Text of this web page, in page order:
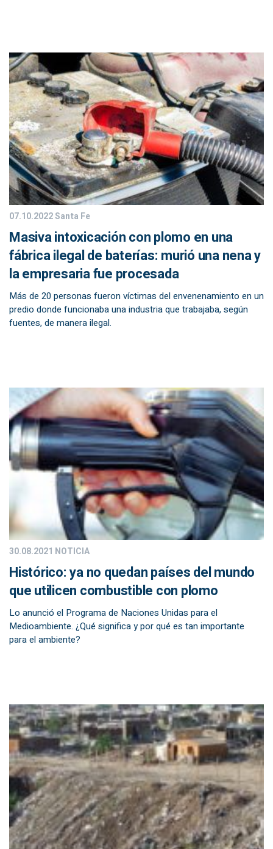
07.10.2022Santa Fe
Masiva intoxicación con plomo en una
fábrica ilegal de baterías: murió una nena y
la empresaria fue procesada
Más de 20 personas fueron víctimas del envenenamiento en un
predio donde funcionaba una industria que trabajaba, según
fuentes, de manera ilegal.
30.08.2021 NOTICIA
Histórico: ya no quedan países del mundo
que utilicen combustible con plomo
Lo anunció el Programa de Naciones Unidas para el
Medioambiente. ¿Qué significa y por qué es tan importante
para el ambiente?